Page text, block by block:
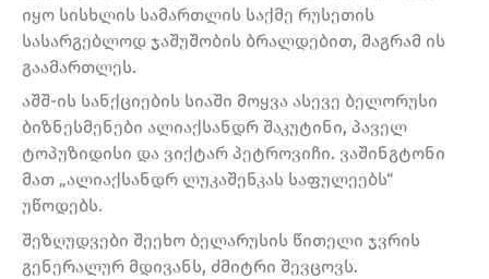
იყო სისხლის სამართლის საქმე რუსეთის
სასარგებლოდ ჯაშუშობის ბრალდებით, მაგრამ ის
გაამართლეს.
აშშ-ის სანქციების სიაში მოყვა ასევე ბელორუსი
ბიზნესმენები ალიაქსანდრ შაკუტინი, პაველ
ტოპუზიდისი და ვიქტარ პეტროვიჩი. ვაშინგტონი
მათ „ალიაქსანდრ ლუკაშენკას საფულეებს“
უწოდებს.
შეზღუდვები შეეხო ბელარუსის წითელი ჯვრის
გენერალურ მდივანს, ძმიტრი შევცოვს.